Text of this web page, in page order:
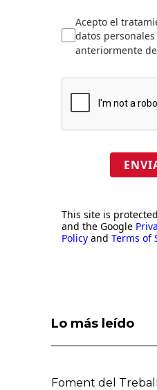
Acepto el
datos
anteriormente
This site is
and the Google
Policy and Terms of
Lo más leído
Foment del